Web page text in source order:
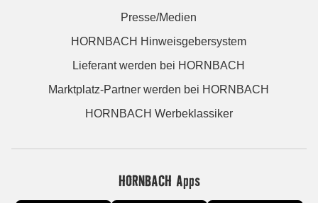
Presse/Medien
HORNBACH Hinweisgebersystem
Lieferant werden bei HORNBACH
Marktplatz-Partner werden bei HORNBACH
HORNBACH Werbeklassiker
HORNBACH Apps